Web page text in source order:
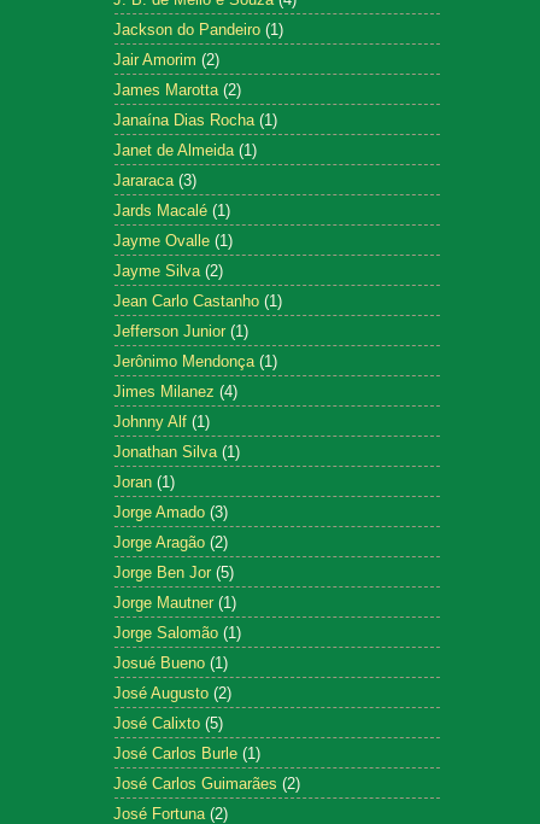
Jackson do Pandeiro (1)
Jair Amorim (2)
James Marotta (2)
Janaína Dias Rocha (1)
Janet de Almeida (1)
Jararaca (3)
Jards Macalé (1)
Jayme Ovalle (1)
Jayme Silva (2)
Jean Carlo Castanho (1)
Jefferson Junior (1)
Jerônimo Mendonça (1)
Jimes Milanez (4)
Johnny Alf (1)
Jonathan Silva (1)
Joran (1)
Jorge Amado (3)
Jorge Aragão (2)
Jorge Ben Jor (5)
Jorge Mautner (1)
Jorge Salomão (1)
Josué Bueno (1)
José Augusto (2)
José Calixto (5)
José Carlos Burle (1)
José Carlos Guimarães (2)
José Fortuna (2)